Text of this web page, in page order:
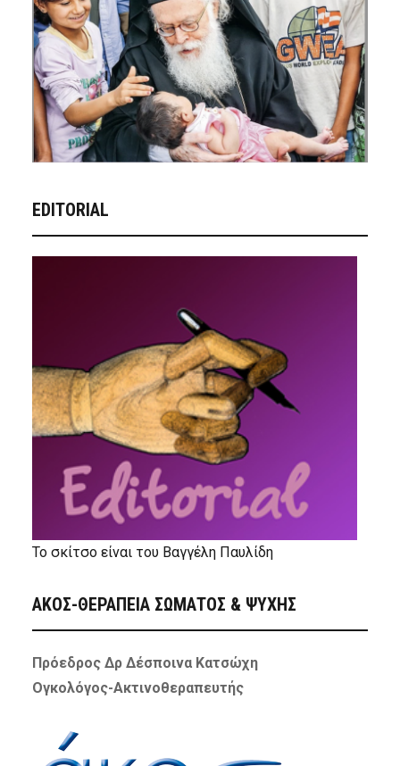
EDITORIAL
Το σκίτσο είναι του Βαγγέλη Παυλίδη
ΑΚΟΣ-ΘΕΡΑΠΕΙΑ ΣΩΜΑΤΟΣ & ΨΥΧΗΣ
Πρόεδρος Δρ Δέσποινα Κατσώχη
Ογκολόγος-Ακτινοθεραπευτής